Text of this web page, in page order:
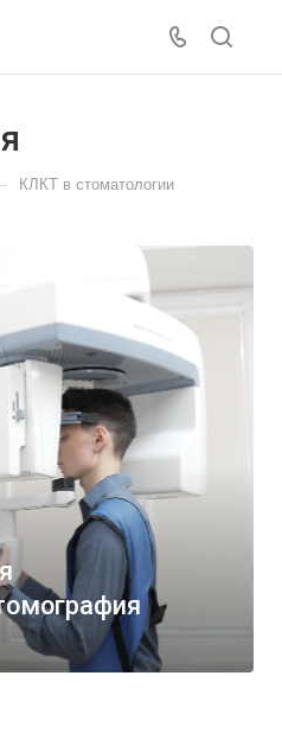
КЛКТ в стоматологии